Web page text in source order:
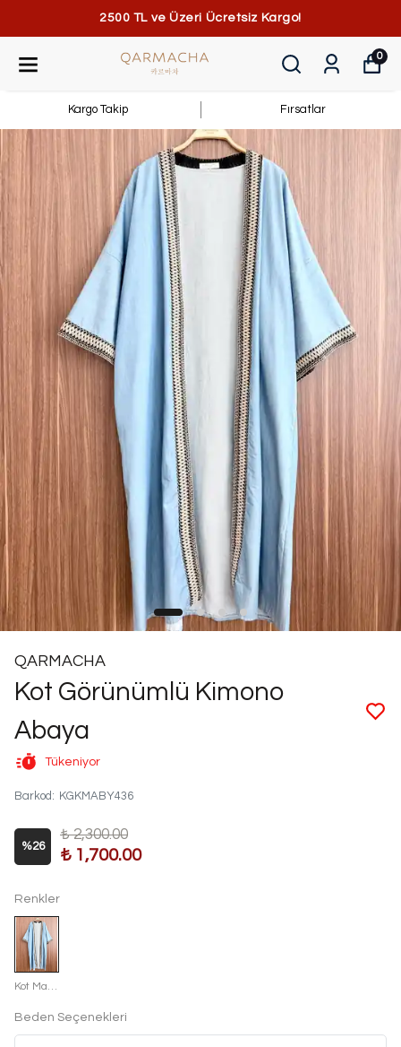
2500 TL ve Üzeri Ücretsiz Kargo!
0
Kargo Takip Fırsatlar
QARMACHA
Kot Görünümlü Kimono
Abaya
Tükeniyor
Barkod : KGKMABY436
%26
₺ 2,300.00
₺ 1,700.00
Renkler
Beden Seçenekleri